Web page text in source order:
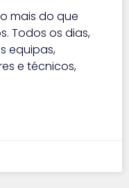
mais do que
Todos os dias,
equipas,
e técnicos,